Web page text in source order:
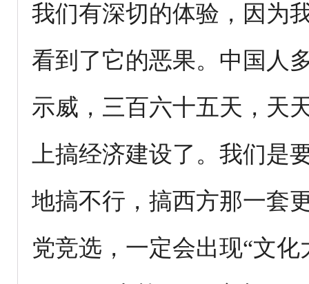
我们有深切的体验，因为
看到了它的恶果。中国人
示威，三百六十五天，天
上搞经济建设了。我们是
地搞不行，搞西方那一套
党竞选，一定会出现“文